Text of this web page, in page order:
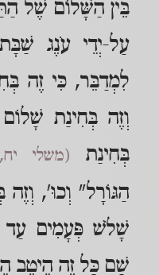
בֵּין הַשָּׁלוֹם שֶׁל
עַל-יְדֵי עֹנֶג
לִמְדַבֵּר, כִּי זֶה
וְזֶה בְּחִינַת
בְּחִינַת
(משלי
הַגּוֹרָל" וְכוּ',
שָׁלֹשׁ פְּעָמִים עַד
שָׁם כָּל זֶה הֵיטֵב